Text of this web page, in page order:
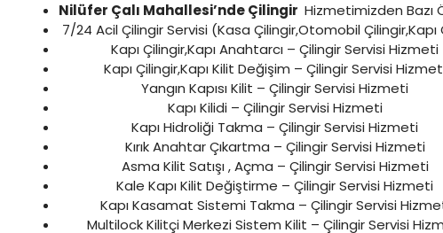
Nilüfer Çalı Mahallesi’nde Çilingir Hizmetimizden Bazı
7/24 Acil Çilingir Servisi (Kasa Çilingir,Otomobil Çilingir,Kapı
Kapı Çilingir,Kapı Anahtarcı – Çilingir Servisi Hizmeti
Kapı Çilingir,Kapı Kilit Değişim – Çilingir Servisi
Yangın Kapısı Kilit – Çilingir Servisi Hizmeti
Kapı Kilidi – Çilingir Servisi Hizmeti
Kapı Hidroliği Takma – Çilingir Servisi Hizmeti
Kırık Anahtar Çıkartma – Çilingir Servisi Hizmeti
Asma Kilit Satışı , Açma – Çilingir Servisi Hizmeti
Kale Kapı Kilit Değiştirme – Çilingir Servisi Hizmeti
Kapı Kasamat Sistemi Takma – Çilingir Servisi
Multilock Kilitçi Merkezi Sistem Kilit – Çilingir Servisi